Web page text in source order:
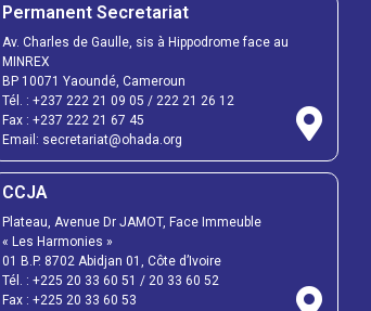
Permanent Secretariat
Av. Charles de Gaulle, sis à Hippodrome face au
MINREX
BP 10071 Yaoundé, Cameroun
Tél. : +237 222 21 09 05 / 222 21 26 12
Fax : +237 222 21 67 45
Email: secretariat@ohada.org
CCJA
Plateau, Avenue Dr JAMOT, Face Immeuble
« Les Harmonies »
01 B.P. 8702 Abidjan 01, Côte d’Ivoire
Tél. : +225 20 33 60 51 / 20 33 60 52
Fax : +225 20 33 60 53